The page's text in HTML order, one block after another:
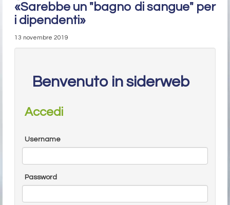
«Sarebbe un "bagno di sangue" per
i dipendenti»
13 novembre 2019
Benvenuto in siderweb
Accedi
Username
Password